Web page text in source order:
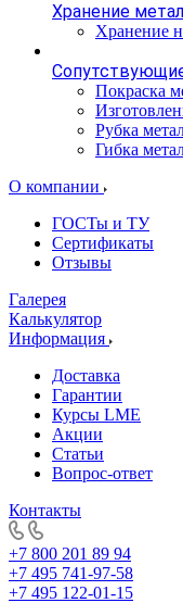
Хранение
Хранение
Покраска
Рубка
Гибка
О компании
ГОСТы и ТУ
Сертификаты
Отзывы
Галерея
Калькулятор
Информация
Доставка
Гарантии
Курсы LME
Акции
Статьи
Вопрос-ответ
Контакты
+7 800 201 89 94
+7 495 741-97-58
+7 495 122-01-15